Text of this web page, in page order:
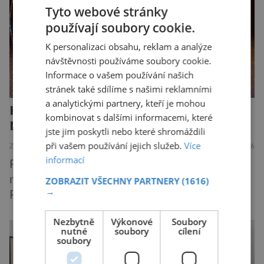
její zdroj je […]
Harry Potter: The Exhibition.
Neplecha zahájena…
ZAJÍMAVOSTI 6.8.2026
Pražské Letňany se na půl roku proměnily v
malý kus kouzelnického světa. Výstava Harry
Potter™: The Exhibition přivezla do Česka
originální filmové kostýmy a rekvizity,
Bradavice, Hagridovu chýši i učebny, ve
kterých si můžete zkusit kouzla na vlastní kůži.
Nechte tedy mudlovské starosti přede dveřmi.
Tyto webové stránky
používají soubory cookie.
K personalizaci obsahu, reklam a analýze
návštěvnosti používáme soubory cookie.
Informace o vašem používání našich
stránek také sdílíme s našimi reklamními
a analytickými partnery, kteří je mohou
kombinovat s dalšími informacemi, které
jste jim poskytli nebo které shromáždili
při vašem používání jejich služeb.Více
informací
ZOBRAZIT VŠECHNY PARTNERY(1616)
→
Nezbytně
nutné
soubory
Výkonové
soubory
Soubory
cílení